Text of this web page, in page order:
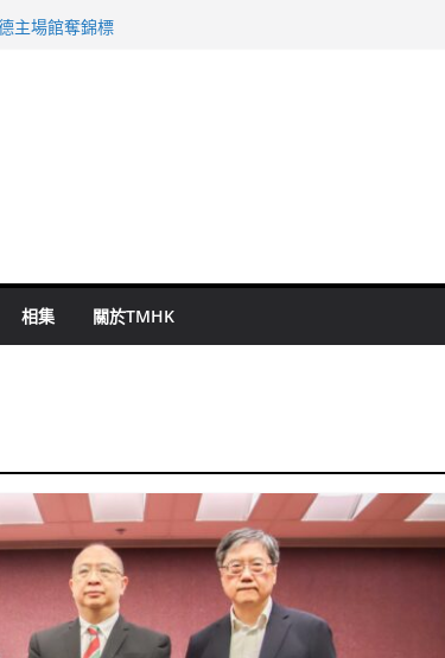
泰：下半年油價續波動
相集 關於TMHK